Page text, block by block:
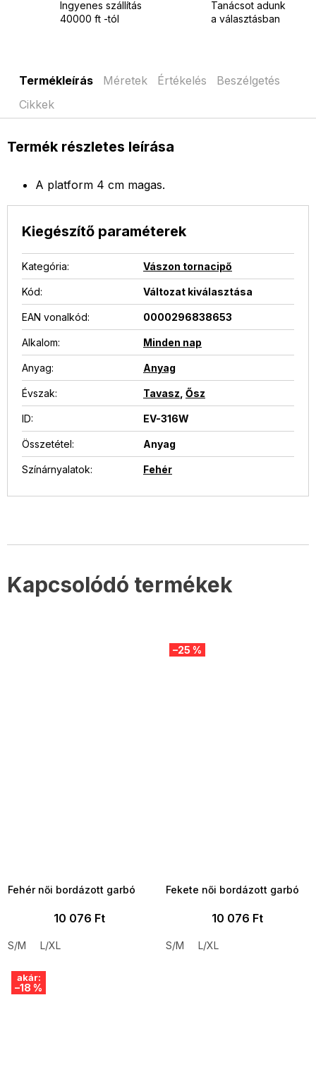
Ingyenes szállítás
40000 ft -tól
Tanácsot adunk
a választásban
Kapcsolódó termékek
Fehér női bordázott garbó
10 076 Ft
S/M L/XL
–25 %
Fekete női bordázott garbó
10 076 Ft
S/M L/XL
akár:
–18 %
Termékleírás Méretek Értékelés
Beszélgetés
Cikkek
Termék részletes leírása
A platform 4 cm magas.
Kiegészítő paraméterek
Kategória: Vászon tornacipő
Kód: Változat kiválasztása
EAN vonalkód: 0000296838653
Alkalom: Minden nap
Anyag: Anyag
Évszak: Tavasz Ősz
ID: EV-316W
Összetétel: Anyag
Színárnyalatok: Fehér